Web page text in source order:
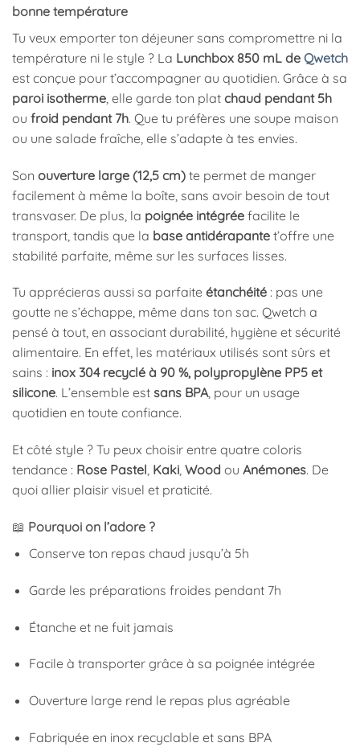
bonne température
Tu veux emporter ton déjeuner sans compromettre ni la
température ni le style ? La Lunchbox 850 mL de Qwetch
est conçue pour t’accompagner au quotidien. Grâce à sa
paroi isotherme , elle garde ton plat chaud pendant 5h
ou froid pendant 7h. Que tu préfères une soupe maison
ou une salade fraîche, elle s’adapte à tes envies.
Son ouverture large (12,5 cm) te permet de manger
facilement à même la boîte, sans avoir besoin de tout
transvaser. De plus, la poignée intégrée facilite le
transport, tandis que la base antidérapante t’offre une
stabilité parfaite, même sur les surfaces lisses.
Tu apprécieras aussi sa parfaite étanchéité : pas une
goutte ne s’échappe, même dans ton sac. Qwetch a
pensé à tout, en associant durabilité, hygiène et sécurité
alimentaire. En effet, les matériaux utilisés sont sûrs et
sains : inox 304 recyclé à 90 %, polypropylène PP5 et
silicone. L’ensemble est sans BPA, pour un usage
quotidien en toute confiance.
Et côté style ? Tu peux choisir entre quatre coloris
tendance : Rose Pastel, Kaki, Wood ou Anémones. De
quoi allier plaisir visuel et praticité.
📖 Pourquoi on l’adore ?
Conserve ton repas chaud jusqu’à 5h
Garde les préparations froides pendant 7h
Étanche et ne fuit jamais
Facile à transporter grâce à sa poignée intégrée
Ouverture large rend le repas plus agréable
Fabriquée en inox recyclable et sans BPA